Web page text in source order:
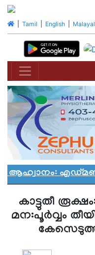
| Tamil English|
എഡ്മണ്ടൻ
കാട്ടുതീ
മന:പൂര്‍വ്വം